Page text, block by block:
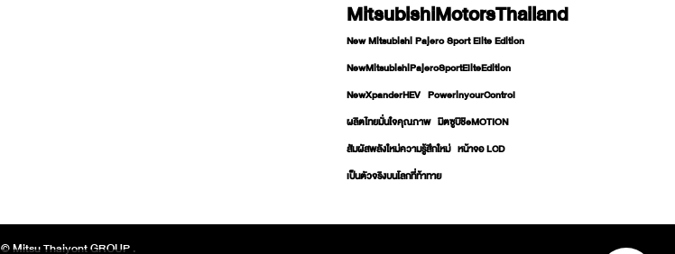
MitsubishiMotorsThailand
New Mitsubishi Pajero Sport Elite Edition
NewMitsubishiPajeroSportEliteEdition
NewXpanderHEV PowerinyourControl
ผลิตไทยมั่นใจคุณภาพ มิตซูบิชิeMOTION
สัมผัสพลังใหม่ความรู้สึกใหม่ หน้าจอ LCD
เป็นตัวจริงบนโลกที่ท้าทาย
© Mitsu Thaiyont GROUP .